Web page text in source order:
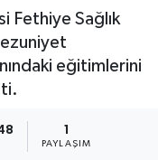
Fethiye Sağlık
eğitimlerini
1
PAYLAŞIM